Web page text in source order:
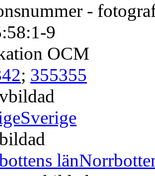
-
9
OCM
; 355355
Sverige
län